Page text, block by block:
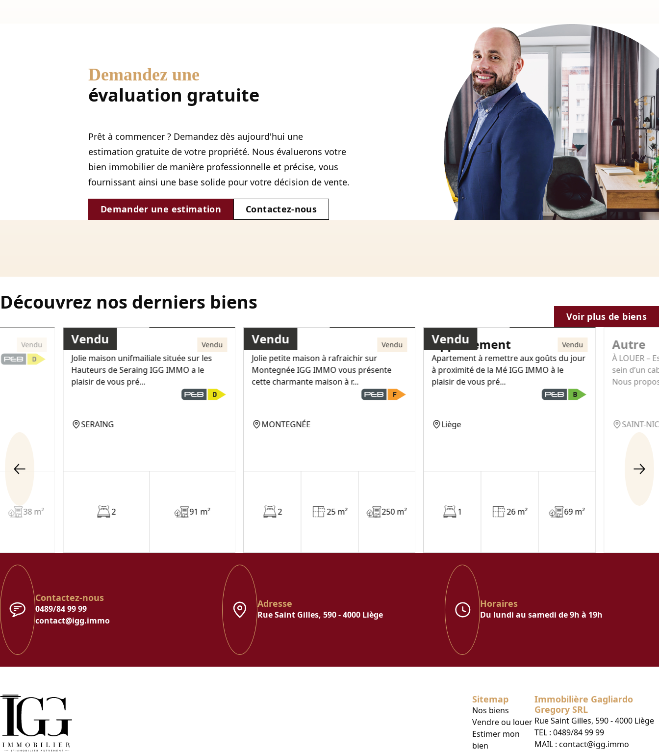
Demandez une
évaluation gratuite
Prêt à commencer ? Demandez dès aujourd'hui une
estimation gratuite de votre propriété. Nous évaluerons votre
bien immobilier de manière professionnelle et précise, vous
fournissant ainsi une base solide pour votre décision de vente.
Demander une estimation Contactez-nous
Découvrez nos derniers biens
Voir plus de biens
Vendu
38 m²
Vendu
Maison
Vendu
Jolie maison unifmailiale située sur les
Hauteurs de Seraing IGG IMMO a le
plaisir de vous pré...
SERAING
2 91 m²
Vendu
Maison
Vendu
Jolie petite maison à rafraichir sur
Montegnée IGG IMMO vous présente
cette charmante maison à r...
MONTEGNÉE
2 25 m² 250 m²
Vendu
110 000€
Appartement
Vendu
Apartement à remettre aux goûts du jour
à proximité de la Mé IGG IMMO à le
plaisir de vous pré...
Liège
1 26 m² 69 m²
Autre
À LOUER –
sein d’un
Nous
SAINT-
Contactez-nous
0489/84 99 99
contact@igg.immo
Adresse
Rue Saint Gilles, 590 - 4000 Liège
Horaires
Du lundi au samedi de 9h à 19h
Sitemap
Nos biens
Vendre ou louer
Estimer mon
bien
Immobilière Gagliardo
Gregory SRL
Rue Saint Gilles, 590 - 4000 Liège
TEL : 0489/84 99 99
MAIL : contact@igg.immo